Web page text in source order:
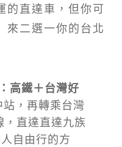
的直達車，但你可
來二選一你的台北
高鐵＋台灣好
，再轉乘台灣
直達直達九族
自由行的方